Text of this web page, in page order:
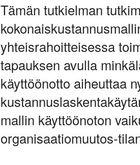
Tämän tutkielman
yhteisrahoitteisessa
tapauksen avulla
käyttöönotto aiheuttaa
mallin käyttöönoton
organisaatiomuutos-